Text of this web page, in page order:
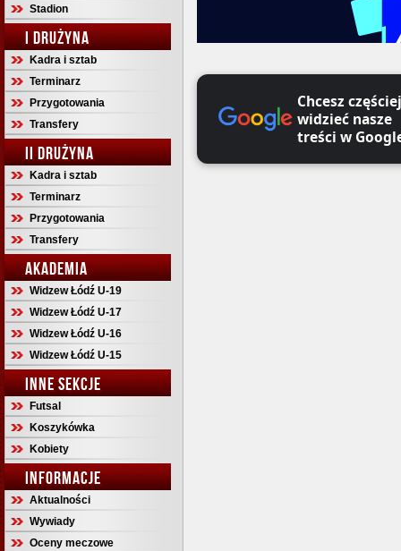
Stadion
I DRUŻYNA
Kadra i sztab
Terminarz
Przygotowania
Transfery
II DRUŻYNA
Kadra i sztab
Terminarz
Przygotowania
Transfery
AKADEMIA
Widzew Łódź U-19
Widzew Łódź U-17
Widzew Łódź U-16
Widzew Łódź U-15
INNE SEKCJE
Futsal
Koszykówka
Kobiety
INFORMACJE
Aktualności
Wywiady
Oceny meczowe
Chcesz częściej
widzieć nasze
treści w